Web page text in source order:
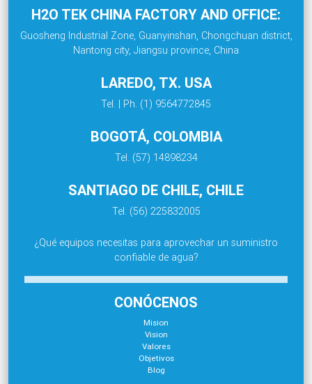
H2O TEK CHINA FACTORY AND OFFICE:
Guosheng Industrial Zone, Guanyinshan, Chongchuan district,
Nantong city, Jiangsu province, China
LAREDO, TX. USA
Tel. | Ph. (1) 9564772845
BOGOTÁ, COLOMBIA
Tel. (57) 14898234
SANTIAGO DE CHILE, CHILE
Tel. (56) 225832005
¿Qué equipos necesitas para aprovechar un suministro
confiable de agua?
CONÓCENOS
Mision
Vision
Valores
Objetivos
Blog